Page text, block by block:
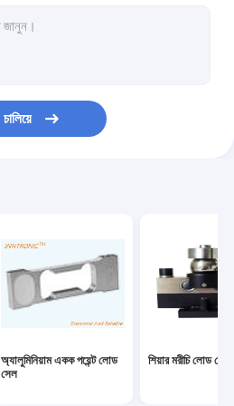
চালিয়ে
অ্যালুমিনিয়াম একক পয়েন্ট লোড
সেল
শিয়ার মরীচি লোড সেল